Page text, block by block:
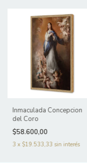
Inmaculada Concepcion
del Coro
$58.600,00
3 x $19.533,33 sin interés